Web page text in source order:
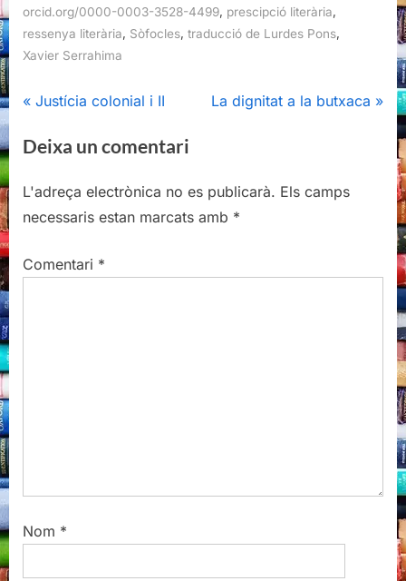
orcid.org/0000-0003-3528-4499, prescipció literària,
ressenya literària
Sòfocles traducció de Lurdes Pons
Xavier Serrahima
Navegació
d'entrades
P
e
i
o
s
Justícia colonial i II
N
P
o
t
La dignitat a la butxaca
Deixa un comentari
L'adreça electrònica no es publicarà. Els camps
necessaris estan marcats amb *
Comentari *
Nom *